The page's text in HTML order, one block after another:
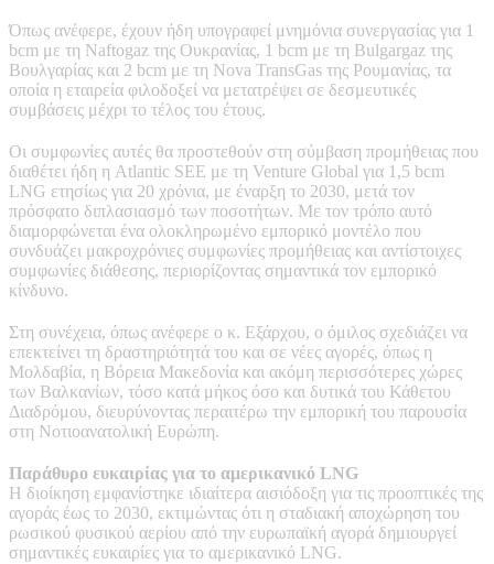
Όπως ανέφερε, έχουν ήδη υπογραφεί μνημόνια συνεργασίας για 1
bcm με τη Naftogaz της Ουκρανίας, 1 bcm με τη Bulgargaz της
Βουλγαρίας και 2 bcm με τη Nova TransGas της Ρουμανίας, τα
οποία η εταιρεία φιλοδοξεί να μετατρέψει σε δεσμευτικές
συμβάσεις μέχρι το τέλος του έτους.
Οι συμφωνίες αυτές θα προστεθούν στη σύμβαση προμήθειας που
διαθέτει ήδη η Atlantic SEE με τη Venture Global για 1,5 bcm
LNG ετησίως για 20 χρόνια, με έναρξη το 2030, μετά τον
πρόσφατο διπλασιασμό των ποσοτήτων. Με τον τρόπο αυτό
διαμορφώνεται ένα ολοκληρωμένο εμπορικό μοντέλο που
συνδυάζει μακροχρόνιες συμφωνίες προμήθειας και αντίστοιχες
συμφωνίες διάθεσης, περιορίζοντας σημαντικά τον εμπορικό
κίνδυνο.
Στη συνέχεια, όπως ανέφερε ο κ. Εξάρχου, ο όμιλος σχεδιάζει να
επεκτείνει τη δραστηριότητά του και σε νέες αγορές, όπως η
Μολδαβία, η Βόρεια Μακεδονία και ακόμη περισσότερες χώρες
των Βαλκανίων, τόσο κατά μήκος όσο και δυτικά του Κάθετου
Διαδρόμου, διευρύνοντας περαιτέρω την εμπορική του παρουσία
στη Νοτιοανατολική Ευρώπη.
Παράθυρο ευκαιρίας για το αμερικανικό LNG
Η διοίκηση εμφανίστηκε ιδιαίτερα αισιόδοξη για τις προοπτικές της
αγοράς έως το 2030, εκτιμώντας ότι η σταδιακή αποχώρηση του
ρωσικού φυσικού αερίου από την ευρωπαϊκή αγορά δημιουργεί
σημαντικές ευκαιρίες για το αμερικανικό LNG.